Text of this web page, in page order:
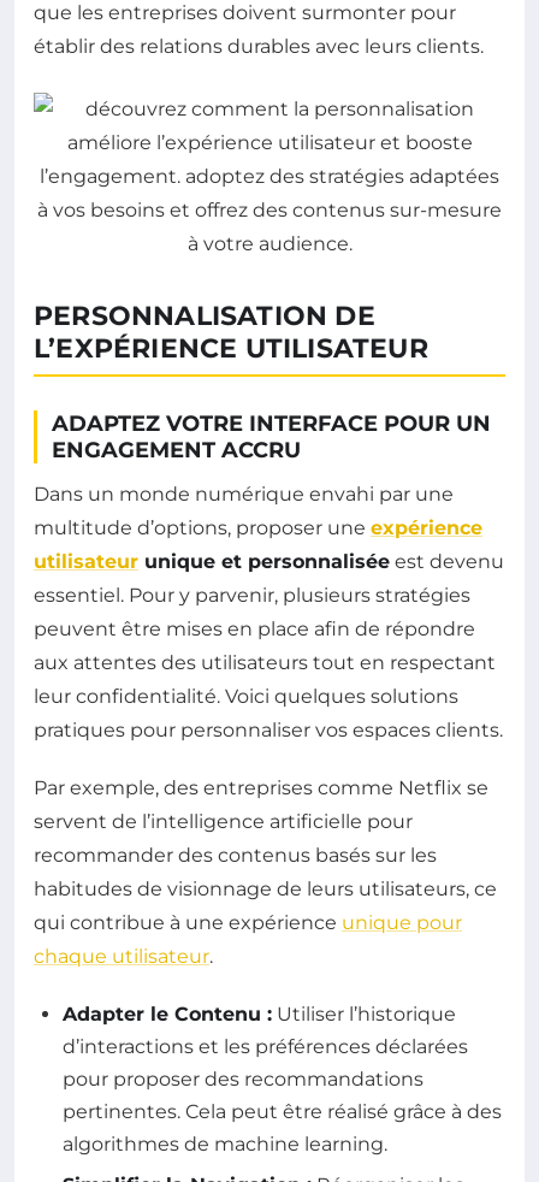
que les entreprises doivent surmonter pour
établir des relations durables avec leurs clients.
PERSONNALISATION DE
L’EXPÉRIENCE UTILISATEUR
ADAPTEZ VOTRE INTERFACE POUR UN
ENGAGEMENT ACCRU
Dans un monde numérique envahi par une
multitude d’options, proposer une expérience
utilisateur unique et personnalisée est devenu
essentiel. Pour y parvenir, plusieurs stratégies
peuvent être mises en place afin de répondre
aux attentes des utilisateurs tout en respectant
leur confidentialité. Voici quelques solutions
pratiques pour personnaliser vos espaces clients.
Par exemple, des entreprises comme Netflix se
servent de l’intelligence artificielle pour
recommander des contenus basés sur les
habitudes de visionnage de leurs utilisateurs, ce
qui contribue à une expérience unique pour
chaque utilisateur.
Adapter le Contenu : Utiliser l’historique
d’interactions et les préférences déclarées
pour proposer des recommandations
pertinentes. Cela peut être réalisé grâce à des
algorithmes de machine learning.